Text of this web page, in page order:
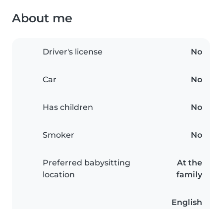
About me
Driver's license No
Car No
Has children No
Smoker No
Preferred babysitting
location
At the
family
English